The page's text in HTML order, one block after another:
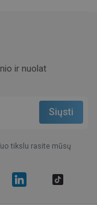
ir nuolat
tikslu rasite mūsų